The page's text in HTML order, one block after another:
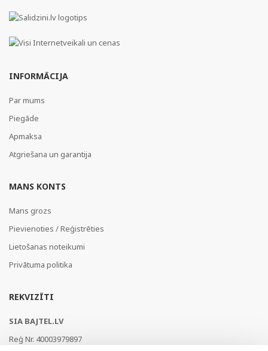
INFORMĀCIJA
Par mums
Piegāde
Apmaksa
Atgriešana un garantija
MANS KONTS
Mans grozs
Pievienoties / Reģistrēties
Lietošanas noteikumi
Privātuma politika
REKVIZĪTI
SIA BAJTEL.LV
Reģ Nr. 40003979897